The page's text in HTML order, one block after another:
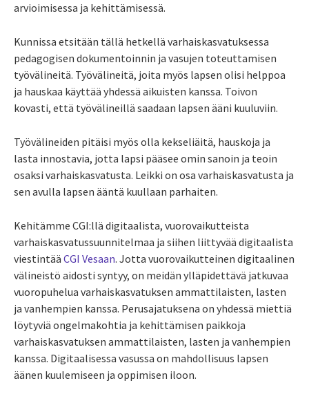
arvioimisessa ja kehittämisessä.
Kunnissa etsitään tällä hetkellä varhaiskasvatuksessa
pedagogisen dokumentoinnin ja vasujen toteuttamisen
työvälineitä. Työvälineitä, joita myös lapsen olisi helppoa
ja hauskaa käyttää yhdessä aikuisten kanssa. Toivon
kovasti, että työvälineillä saadaan lapsen ääni kuuluviin.
Työvälineiden pitäisi myös olla kekseliäitä, hauskoja ja
lasta innostavia, jotta lapsi pääsee omin sanoin ja teoin
osaksi varhaiskasvatusta. Leikki on osa varhaiskasvatusta ja
sen avulla lapsen ääntä kuullaan parhaiten.
Kehitämme CGI:llä digitaalista, vuorovaikutteista
varhaiskasvatussuunnitelmaa ja siihen liittyvää digitaalista
viestintää CGI Vesaan. Jotta vuorovaikutteinen digitaalinen
välineistö aidosti syntyy, on meidän ylläpidettävä jatkuvaa
vuoropuhelua varhaiskasvatuksen ammattilaisten, lasten
ja vanhempien kanssa. Perusajatuksena on yhdessä miettiä
löytyviä ongelmakohtia ja kehittämisen paikkoja
varhaiskasvatuksen ammattilaisten, lasten ja vanhempien
kanssa. Digitaalisessa vasussa on mahdollisuus lapsen
äänen kuulemiseen ja oppimisen iloon.